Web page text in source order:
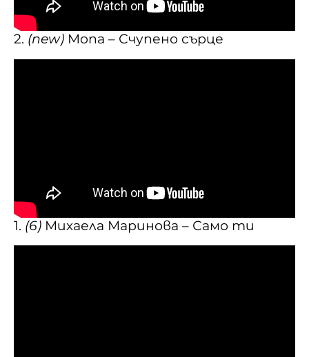
2. (new) Mona – Счупено сърце
1. (6) Михаела Маринова – Само ти